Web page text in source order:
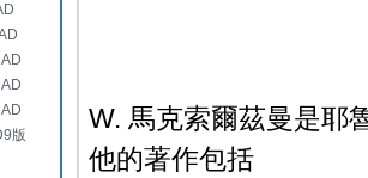
版
W. 馬克索爾茲曼是耶
他的著作包括